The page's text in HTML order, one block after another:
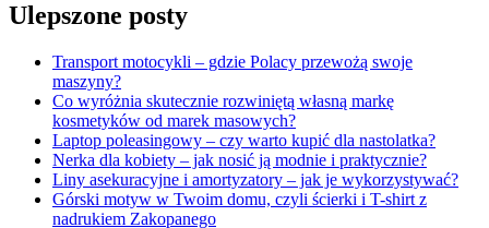
Ulepszone posty
Transport motocykli – gdzie Polacy przewożą swoje
maszyny?
Co wyróżnia skutecznie rozwiniętą własną markę
kosmetyków od marek masowych?
Laptop poleasingowy – czy warto kupić dla nastolatka?
Nerka dla kobiety – jak nosić ją modnie i praktycznie?
Liny asekuracyjne i amortyzatory – jak je wykorzystywać?
Górski motyw w Twoim domu, czyli ścierki i T-shirt z
nadrukiem Zakopanego